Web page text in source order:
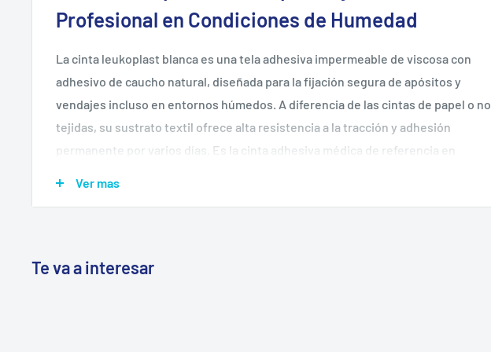
Profesional en Condiciones de Humedad
La cinta leukoplast blanca es una tela adhesiva impermeable de viscosa con
adhesivo de caucho natural, diseñada para la fijación segura de apósitos y
vendajes incluso en entornos húmedos. A diferencia de las cintas de papel o no
tejidas, su sustrato textil ofrece alta resistencia a la tracción y adhesión
permanente por varios días. Es la cinta adhesiva médica de referencia en
💧Impermeable y resistente a la humedad— mantiene la fijación incluso con
mano
Ver mas
Te va a interesar